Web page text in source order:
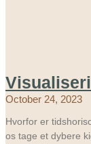
October 24, 2023
Hvorfor er
os tage et dybere